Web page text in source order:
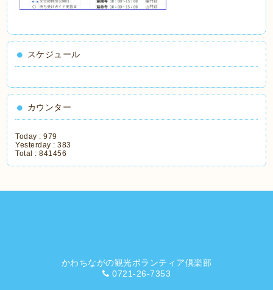
スケジュール
カウンター
Today :979
Yesterday :383
Total :841456
かわちながの観光ボランティア倶楽部
0721-26-7353